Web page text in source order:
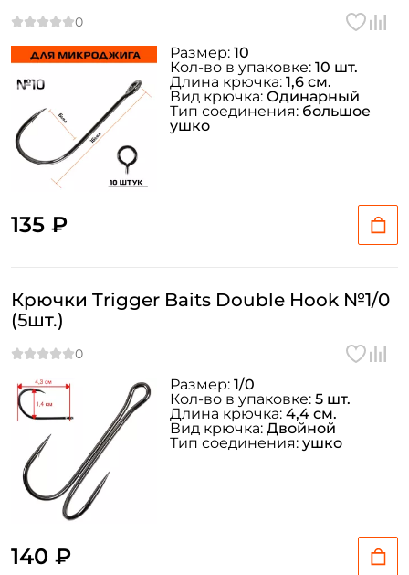
135 ₽
Размер: 10
Кол-во в упаковке: 10 шт.
Длина крючка: 1,6 см.
Вид крючка: Одинарный
Тип соединения: большое
ушко
Крючки Trigger Baits Double Hook №1/0
(5шт.)
140 ₽
Размер: 1/0
Кол-во в упаковке: 5 шт.
Длина крючка: 4,4 см.
Вид крючка: Двойной
Тип соединения: ушко
У меня уже есть аккаунт